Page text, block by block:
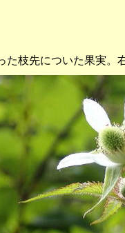
枝先についた果実。